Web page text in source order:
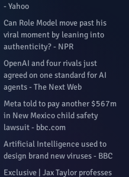
- Yahoo
Can Role Model move past his
viral moment by leaning into
authenticity? - NPR
OpenAI and four rivals just
agreed on one standard for AI
agents - The Next Web
Meta told to pay another $567m
in New Mexico child safety
lawsuit - bbc.com
Artificial Intelligence used to
design brand new viruses - BBC
Exclusive | Jax Taylor professes